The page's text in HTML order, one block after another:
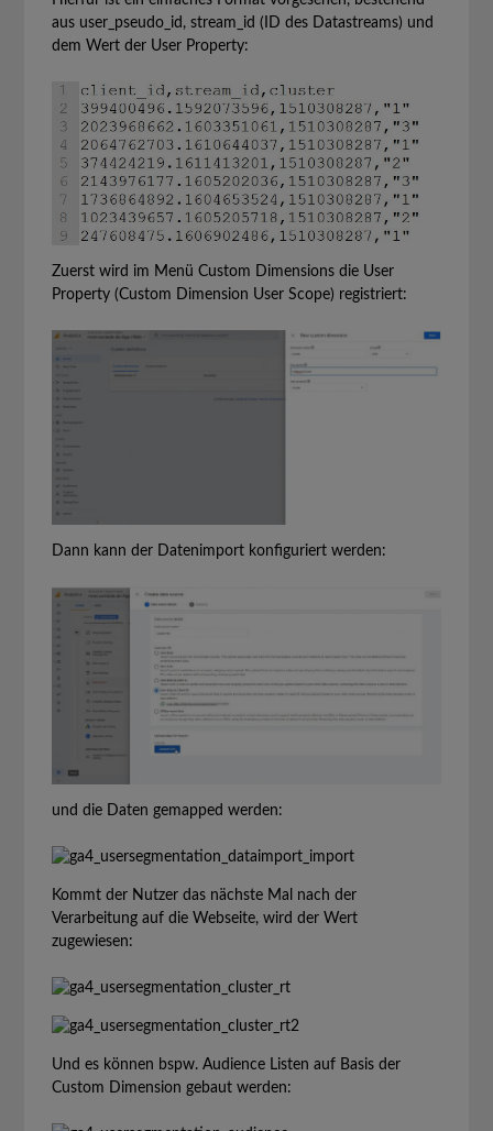
aus user_pseudo_id, stream_id (ID des Datastreams) und
dem Wert der User Property:
Zuerst wird im Menü Custom Dimensions die User
Property (Custom Dimension User Scope) registriert:
Dann kann der Datenimport konfiguriert werden:
und die Daten gemapped werden:
Kommt der Nutzer das nächste Mal nach der
Verarbeitung auf die Webseite, wird der Wert
zugewiesen:
Und es können bspw. Audience Listen auf Basis der
Custom Dimension gebaut werden: